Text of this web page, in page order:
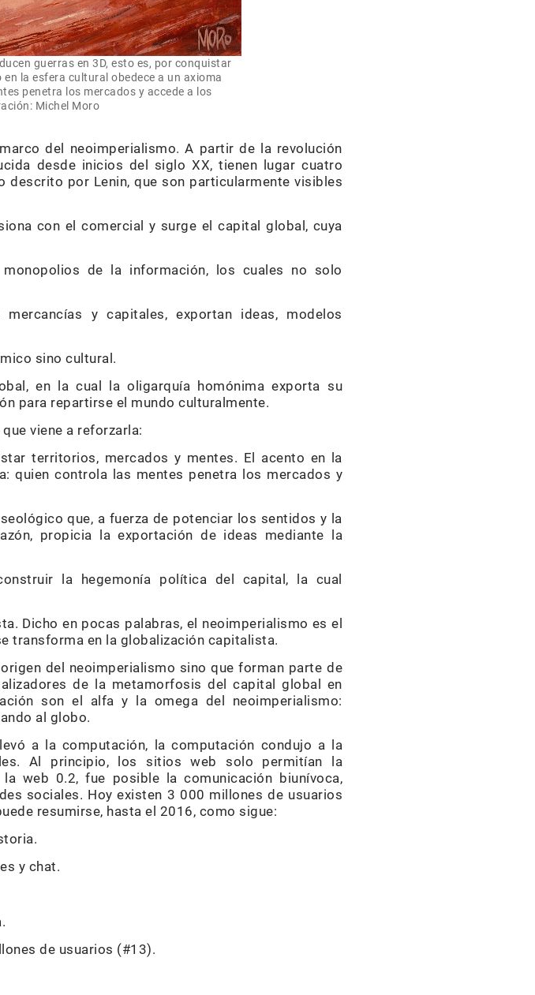
guerras en 3D, esto es, por conquistar
la esfera cultural obedece a un axioma
penetra los mercados y accede a los
Michel Moro
del neoimperialismo. A partir de la revolución
desde inicios del siglo XX, tienen lugar cuatro
por Lenin, que son particularmente visibles
con el comercial y surge el capital global, cuya
de la información, los cuales no solo
y capitales, exportan ideas, modelos
sino cultural.
en la cual la oligarquía homónima exporta su
para repartirse el mundo culturalmente.
viene a reforzarla:
territorios, mercados y mentes. El acento en la
quien controla las mentes penetra los mercados y
que, a fuerza de potenciar los sentidos y la
propicia la exportación de ideas mediante la
la hegemonía política del capital, la cual
Dicho en pocas palabras, el neoimperialismo es el
transforma en la globalización capitalista.
del neoimperialismo sino que forman parte de
de la metamorfosis del capital global en
son el alfa y la omega del neoimperialismo:
al globo.
a la computación, la computación condujo a la
Al principio, los sitios web solo permitían la
web 0.2, fue posible la comunicación biunívoca,
sociales. Hoy existen 3 000 millones de usuarios
resumirse, hasta el 2016, como sigue:
y chat.
de usuarios (#13).